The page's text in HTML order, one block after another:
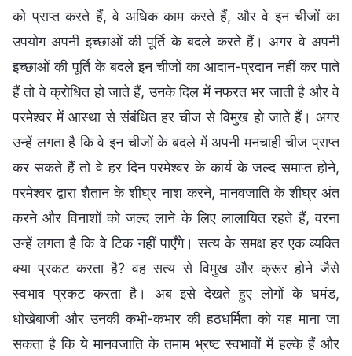
को प्राप्त करते हैं, वे अधिक काम करते हैं, और वे इन चीजों का
उपयोग अपनी इच्छाओं की पूर्ति के बदले करते हैं। अगर वे अपनी
इच्छाओं की पूर्ति के बदले इन चीजों का आदान-प्रदान नहीं कर पाते
हैं तो वे क्रोधित हो जाते हैं, उनके दिल में नफरत भर जाती है और वे
परमेश्वर में आस्था से संबंधित हर चीज से विमुख हो जाते हैं। अगर
उन्हें लगता है कि वे इन चीजों के बदले में अपनी मनचाही चीज प्राप्त
कर सकते हैं तो वे हर दिन परमेश्वर के कार्य के जल्द समाप्त होने,
परमेश्वर द्वारा शैतान के शीघ्र नाश करने, मानवजाति के शीघ्र अंत
करने और विनाशों को जल्द लाने के लिए लालायित रहते हैं, वरना
उन्हें लगता है कि वे टिक नहीं पाएँगे। सत्य के समक्ष हर एक व्यक्ति
क्या प्रकट करता है? वह सत्य से विमुख और क्रूर होने जैसे
स्वभाव प्रकट करता है। अब इसे देखते हुए लोगों के घमंड,
धोखेबाजी और उनकी कभी-कभार की हठधर्मिता को यह माना जा
सकता है कि ये मानवजाति के तमाम भ्रष्ट स्वभावों में हल्के हैं और